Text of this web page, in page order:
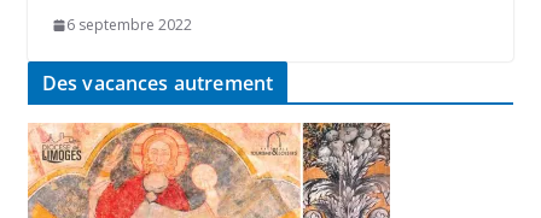
6 septembre 2022
Des vacances autrement